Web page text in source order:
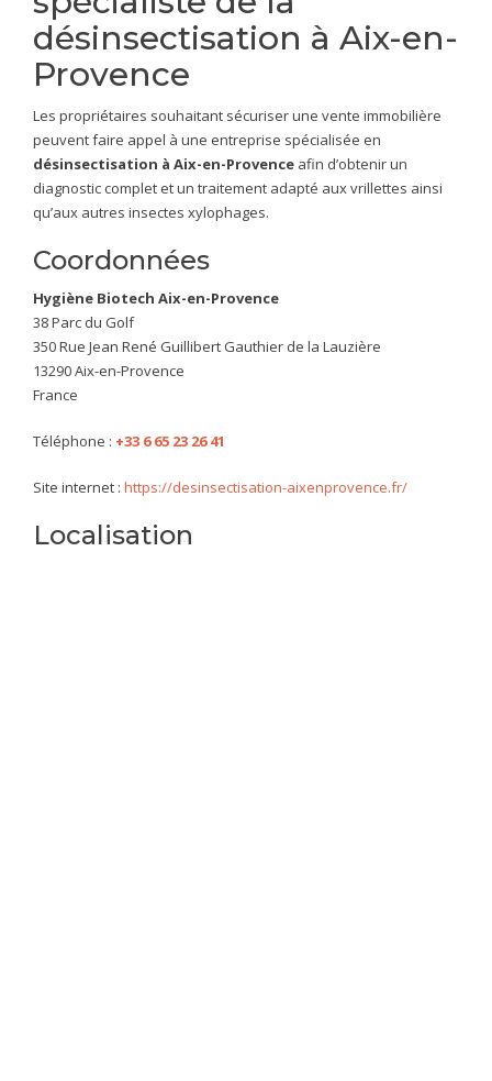
désinsectisation à Aix-en-
Provence
Les propriétaires souhaitant sécuriser une vente immobilière
peuvent faire appel à une entreprise spécialisée en
désinsectisation à Aix-en-Provence afin d’obtenir un
diagnostic complet et un traitement adapté aux vrillettes ainsi
qu’aux autres insectes xylophages.
Coordonnées
Hygiène Biotech Aix-en-Provence
38 Parc du Golf
350 Rue Jean René Guillibert Gauthier de la Lauzière
13290 Aix-en-Provence
France
Téléphone : +33 6 65 23 26 41
Site internet : https://desinsectisation-aixenprovence.fr/
Localisation